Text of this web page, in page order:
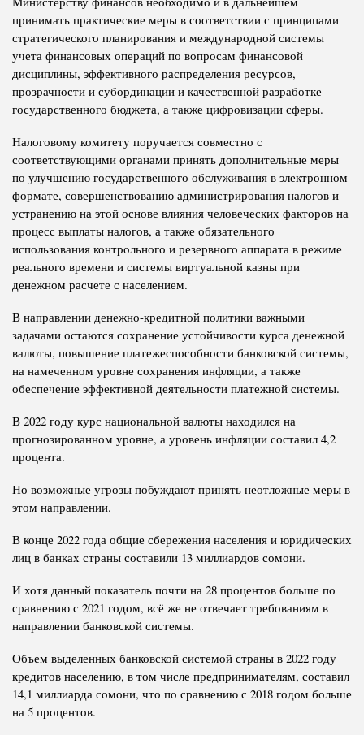
принимать практические меры в соответствии с принципами
стратегического планирования и международной системы
учета финансовых операций по вопросам финансовой
дисциплины, эффективного распределения ресурсов,
прозрачности и субординации и качественной разработке
государственного бюджета, а также цифровизации сферы.
Налоговому комитету поручается совместно с
соответствующими органами принять дополнительные меры
по улучшению государственного обслуживания в электронном
формате, совершенствованию администрирования налогов и
устранению на этой основе влияния человеческих факторов на
процесс выплаты налогов, а также обязательного
использования контрольного и резервного аппарата в режиме
реального времени и системы виртуальной казны при
денежном расчете с населением.
В направлении денежно-кредитной политики важными
задачами остаются сохранение устойчивости курса денежной
валюты, повышение платежеспособности банковской системы,
на намеченном уровне сохранения инфляции, а также
обеспечение эффективной деятельности платежной системы.
В 2022 году курс национальной валюты находился на
прогнозированном уровне, а уровень инфляции составил 4,2
процента.
Но возможные угрозы побуждают принять неотложные меры в
этом направлении.
В конце 2022 года общие сбережения населения и юридических
лиц в банках страны составили 13 миллиардов сомони.
И хотя данный показатель почти на 28 процентов больше по
сравнению с 2021 годом, всё же не отвечает требованиям в
направлении банковской системы.
Объем выделенных банковской системой страны в 2022 году
кредитов населению, в том числе предпринимателям, составил
14,1 миллиарда сомони, что по сравнению с 2018 годом больше
на 5 процентов.